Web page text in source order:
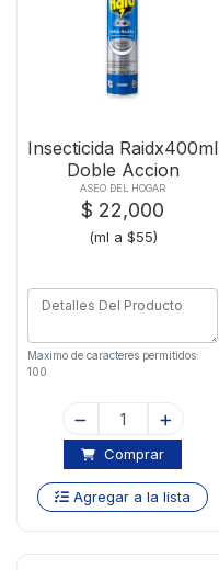
Insecticida Raidx400ml
Doble Accion
ASEO DEL HOGAR
$ 22,000
(ml a $55)
Maximo de caracteres permitidos:
100
Comprar
Agregar a la lista